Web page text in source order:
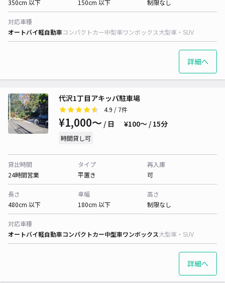
350cm 以下
150cm 以下
制限なし
対応車種
オートバイ軽自動車コンパクトカー中型車ワンボックス大型車・SUV
詳細へ
代沢1丁目アキッパ駐車場
4.9 / 7件
¥1,000〜 / 日 ¥100〜 / 15分
時間貸し可
貸出時間
24時間営業
タイプ
平置き
再入庫
可
長さ
480cm 以下
車幅
180cm 以下
高さ
制限なし
対応車種
オートバイ軽自動車コンパクトカー中型車ワンボックス大型車・SUV
詳細へ